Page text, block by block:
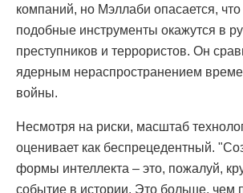
компаний, но Мэллаби опасается, что
подобные инструменты окажутся в
преступников и террористов. Он
ядерным нераспространением
войны.
Несмотря на риски, масштаб
оценивает как беспрецедентный.
формы интеллекта – это, пожалуй,
событие в истории. Это больше, чем